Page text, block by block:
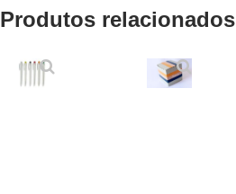
Produtos relacionados